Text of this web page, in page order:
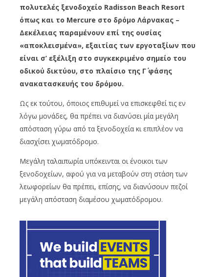
πολυτελές ξενοδοχείο Radisson Beach Resort
όπως και το Mercure στο δρόμο Λάρνακας –
Δεκέλειας παραμένουν επί της ουσίας
«αποκλεισμένα», εξαιτίας των εργοταξίων που
είναι σ’ εξέλιξη στο συγκεκριμένο σημείο του
οδικού δικτύου, στο πλαίσιο της Γ΄ φάσης
ανακατασκευής του δρόμου.
Ως εκ τούτου, όποιος επιθυμεί να επισκεφθεί τις εν
λόγω μονάδες, θα πρέπει να διανύσει μία μεγάλη
απόσταση γύρω από τα ξενοδοχεία κι επιπλέον να
διασχίσει χωματόδρομο.
Μεγάλη ταλαιπωρία υπόκεινται οι ένοικοι των
ξενοδοχείων, αφού για να μεταβούν στη στάση των
λεωφορείων θα πρέπει, επίσης, να διανύσουν πεζοί
μεγάλη απόσταση διαμέσου χωματόδρομου.